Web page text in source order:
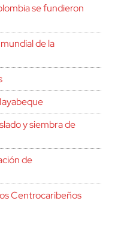
se fundieron
de la
y siembra de
de
Centrocaribeños